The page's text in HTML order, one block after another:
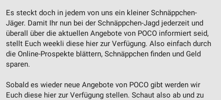
Es steckt doch in jedem von uns ein kleiner Schnäppchen-
Jäger. Damit Ihr nun bei der Schnäppchen-Jagd jederzeit und
überall über die aktuellen Angebote von POCO informiert seid,
stellt Euch weekli diese hier zur Verfügung. Also einfach durch
die Online-Prospekte blättern, Schnäppchen finden und Geld
sparen.
Sobald es wieder neue Angebote von POCO gibt werden wir
Euch diese hier zur Verfügung stellen. Schaut also ab und zu